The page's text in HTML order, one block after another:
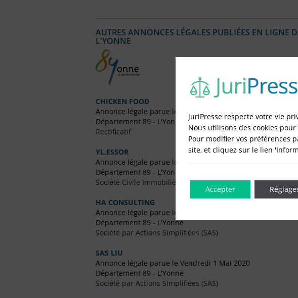
AUTRES ANNONCES LÉGALES PUBLIÉES EN LIGNE
L'YONNE
CHICKEN FOOD
Annonce légale parue le Mercredi 27 Avril 2022
Département 89 - L'Yonne
Rectificatif
YL.ESSOR
Annonce légale parue le Vendredi 9 Juillet 2021
Département 89 - L'Yonne
Société Civile Immobilière (SCI)
HA CONSULTING
Annonce légale parue le Vendredi 19 Juin 2020
Département 89 - L'Yonne
Société par Actions Simplifiées (SAS)
SAS LIU
Annonce légale parue le Vendredi 1 Mai 2020
Département 89 - L'Yonne
Société par Actions Simplifiées (SAS)
JuriPresse respecte votre vie
Nous utilisons des cookies
Pour modifier vos préférences
site, et cliquez sur le lien
Accepter